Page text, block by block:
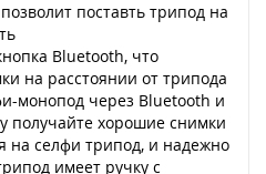
поставть трипод на
Bluetooth, что
на расстоянии от трипода
монопод через Bluetooth и
получайте хорошие снимки
на селфи трипод, и надежно
имеет ручку с